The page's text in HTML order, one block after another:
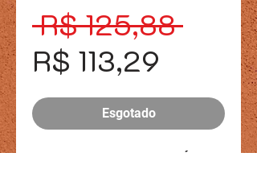
R$ 125,88 Preço
normal
R$ 113,29
Esgotado